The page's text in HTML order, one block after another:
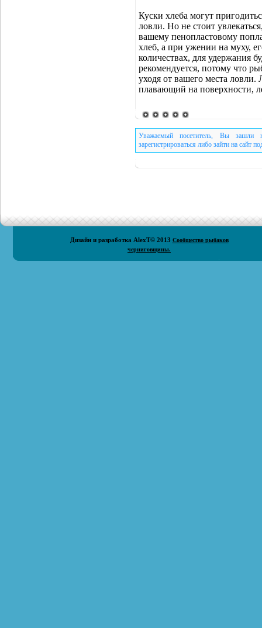
Куски хлеба могут
ловли. Но не стоит
вашему пенопластовому
хлеб, а при ужении на муху,
количествах, для удержания
рекомендуется, потому что
уходя от вашего места
плавающий на поверхности,
Уважаемый посетитель, Вы зашли
зарегистрироваться либо зайти на сайт
Дизайн и разработка AlexT© 2013 Сообщество рыбаков
черниговщины.